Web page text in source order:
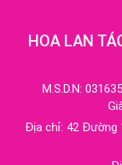
HOA LAN
M.S.D.N:
Địa chỉ: 42 Đường